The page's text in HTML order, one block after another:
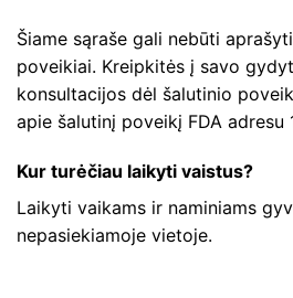
Šiame sąraše gali nebūti
poveikiai. Kreipkitės į savo
konsultacijos dėl šalutinio
apie šalutinį poveikį FDA adresu
Kur turėčiau laikyti vaistus?
Laikyti vaikams ir naminiams
nepasiekiamoje vietoje.